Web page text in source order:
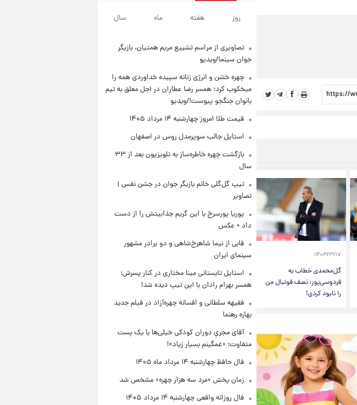
۱۴۰۳/۳/۱۷
گل‌محمدی خطاب به
فردوسی‌پور: نصف فوتبال من
را نابود کردی!
ثابت ماند؟ +جدول
۱۸ ساعت پیش
بزرگ‌تری برای ایران است
۱۸ ساعت پیش
آمریکا به مدرسه میناب؛ «باید
سیلی محکمی به صورت ترامپ زد»
۱۹ ساعت پیش
قیمت طلا و سکه امروز چهارشنبه
و سکه
روز هفته ماه سال
تصاویری از مراسم تشییع مریم همتیان، بازیگر
جوان سینما/ویدیو
چهره خشن و انرژی زنانه سپیده خداوردی همه را
میخکوب کرد؛ همسر رضا عطاران در اجل معلق به تیم
بانوان جنگجو پیوست!/ویدیو
قیمت طلا امروز چهارشنبه ۱۴ مرداد ۱۴۰۵
استایل جالب سوپرمدل روس در اصفهان
بازگشت چهره خاطره‌ساز به تلویزیون بعد از ۳۳
سال
تیپ گل‌گلی خانم بازیگر جوان در جشن نفس |
تصاویر
پوریا پورسرخ با این گریم جذابیتش را از دست
داد + عکس
قابی از نیما شاهرخ‌شاهی و دو برادر مشهور
سینمای ایران
استایل تابستانی مینا مختاری در کنار پسرش؛
همسر بهرام رادان با این تیپ دیده شد!
فقیهه سلطانی و افسانه چهره‌آزاد در فیلم جدید
بهاره رهنما
آقای مجریِ دوران کودکی خیلی‌ها با یک پست
متفاوت؛ «غمگینم بسیار زیاد»!
فال حافظ چهارشنبه ۱۴ مرداد ماه ۱۴۰۵
زمان پخش «مرد سه هزار چهره» مشخص شد
فال روزانه واقعی چهارشنبه ۱۴ مرداد ۱۴۰۵